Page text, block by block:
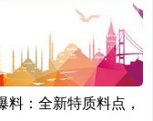
：全新特质料点，